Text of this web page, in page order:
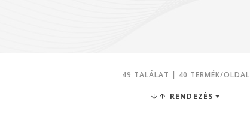
49 TALÁLAT | 40 TERMÉK/OLDAL
RENDEZÉS